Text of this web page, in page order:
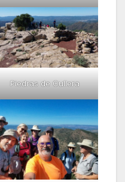
Piedras de Cullera